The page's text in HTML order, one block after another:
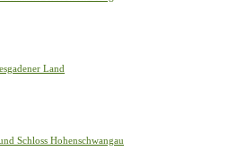
Land
Schloss Hohenschwangau